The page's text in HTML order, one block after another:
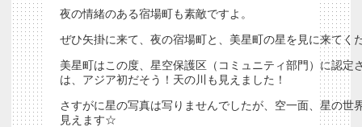
夜の情緒のある宿場町も素敵ですよ。
ぜひ矢掛に来て、夜の宿場町と、美星町の星を見に来てく
美星町はこの度、星空保護区（コミュニティ部門）に認定
は、アジア初だそう！天の川も見えました！
さすがに星の写真は写りませんでしたが、空一面、星の世
見えます☆